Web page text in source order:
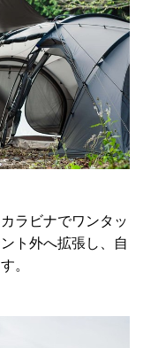
ラビナでワンタッ
ト外へ拡張し、自
。